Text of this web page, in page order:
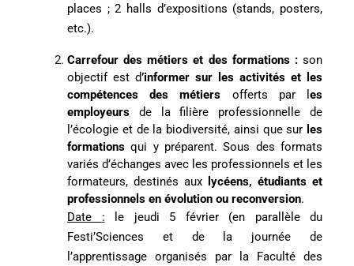
places ; 2 halls d’expositions (stands, posters,
etc.).
Carrefour des métiers et des formations : son
objectif est d’informer sur les activités et les
compétences des métiers offerts par les
employeurs de la filière professionnelle de
l’écologie et de la biodiversité, ainsi que sur les
formations qui y préparent. Sous des formats
variés d’échanges avec les professionnels et les
formateurs, destinés aux
lycéens, étudiants et
professionnels en évolution ou reconversion.
Date : le jeudi 5 février (en parallèle du
Festi’Sciences et de la journée de
l’apprentissage organisés par la Faculté des